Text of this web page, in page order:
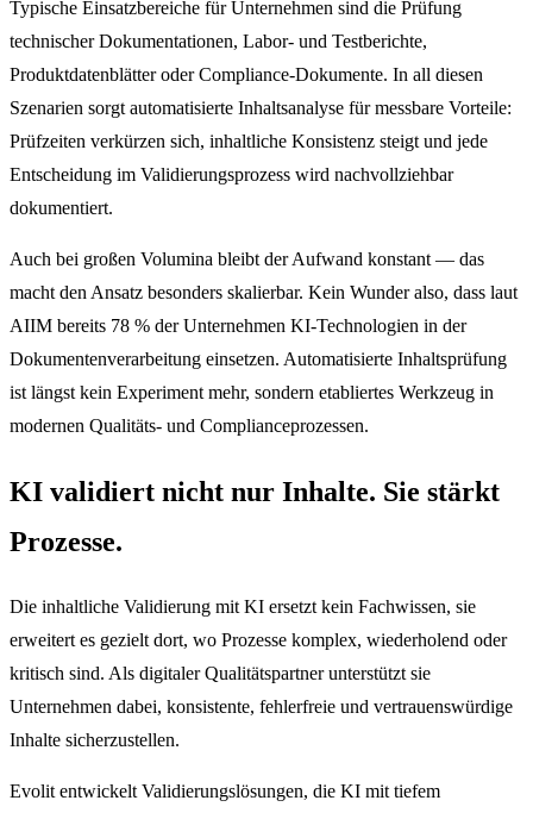
Typische Einsatzbereiche für Unternehmen sind die Prüfung
technischer Dokumentationen, Labor- und Testberichte,
Produktdatenblätter oder Compliance-Dokumente. In all diesen
Szenarien sorgt automatisierte Inhaltsanalyse für messbare Vorteile:
Prüfzeiten verkürzen sich, inhaltliche Konsistenz steigt und jede
Entscheidung im Validierungsprozess wird nachvollziehbar
dokumentiert.
Auch bei großen Volumina bleibt der Aufwand konstant — das
macht den Ansatz besonders skalierbar. Kein Wunder also, dass laut
AIIM bereits 78 % der Unternehmen KI-Technologien in der
Dokumentenverarbeitung einsetzen. Automatisierte Inhaltsprüfung
ist längst kein Experiment mehr, sondern etabliertes Werkzeug in
modernen Qualitäts- und Complianceprozessen.
KI validiert nicht nur Inhalte. Sie stärkt
Prozesse.
Die inhaltliche Validierung mit KI ersetzt kein Fachwissen, sie
erweitert es gezielt dort, wo Prozesse komplex, wiederholend oder
kritisch sind. Als digitaler Qualitätspartner unterstützt sie
Unternehmen dabei, konsistente, fehlerfreie und vertrauenswürdige
Inhalte sicherzustellen.
Evolit entwickelt Validierungslösungen, die KI mit tiefem